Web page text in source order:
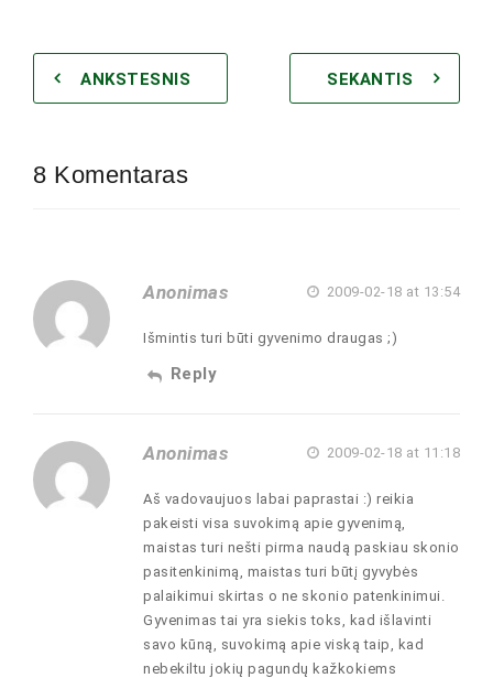
ANKSTESNIS SEKANTIS
8 Komentaras
Anonimas 2009-02-18 at 13:54
Išmintis turi būti gyvenimo draugas ;)
Reply
Anonimas 2009-02-18 at 11:18
Aš vadovaujuos labai paprastai :) reikia
pakeisti visa suvokimą apie gyvenimą,
maistas turi nešti pirma naudą paskiau skonio
pasitenkinimą, maistas turi būtį gyvybės
palaikimui skirtas o ne skonio patenkinimui.
Gyvenimas tai yra siekis toks, kad išlavinti
savo kūną, suvokimą apie viską taip, kad
nebekiltu jokių pagundų kažkokiems